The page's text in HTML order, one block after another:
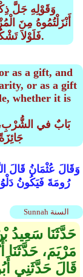
وَقَوْلِهِ جَلَّ
أَنْزَلْتُمُوهُ مِنَ
فَلَوْلاَ تَشْكُرُونَ}. الأُجَاجُ الْمُرُّ، الْمُزْنُ السَّحَابُ.
as a gift, and
or as a gift
whether it is
وَقَالَ عُثْمَانُ قَالَ
رُومَةَ فَيَكُونُ
Sunnah السنة
حَدَّثَنَا سَعِيدُ
مَرْيَمَ، حَدَّثَنَا
قَالَ حَدَّثَنِي